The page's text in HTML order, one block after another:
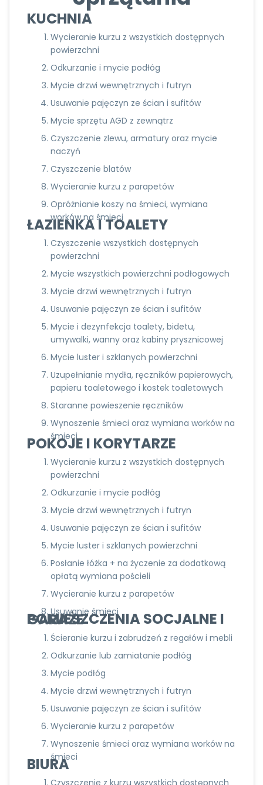
KUCHNIA
Wycieranie kurzu z wszystkich dostępnych
powierzchni
Odkurzanie i mycie podłóg
Mycie drzwi wewnętrznych i futryn
Usuwanie pajęczyn ze ścian i sufitów
Mycie sprzętu AGD z zewnątrz
Czyszczenie zlewu, armatury oraz mycie
naczyń
Czyszczenie blatów
Wycieranie kurzu z parapetów
Opróżnianie koszy na śmieci, wymiana
worków na śmieci
ŁAZIENKA I TOALETY
Czyszczenie wszystkich dostępnych
powierzchni
Mycie wszystkich powierzchni podłogowych
Mycie drzwi wewnętrznych i futryn
Usuwanie pajęczyn ze ścian i sufitów
Mycie i dezynfekcja toalety, bidetu,
umywalki, wanny oraz kabiny prysznicowej
Mycie luster i szklanych powierzchni
Uzupełnianie mydła, ręczników papierowych,
papieru toaletowego i kostek toaletowych
Staranne powieszenie ręczników
Wynoszenie śmieci oraz wymiana worków na
śmieci
POKOJE I KORYTARZE
Wycieranie kurzu z wszystkich dostępnych
powierzchni
Odkurzanie i mycie podłóg
Mycie drzwi wewnętrznych i futryn
Usuwanie pajęczyn ze ścian i sufitów
Mycie luster i szklanych powierzchni
Posłanie łóżka + na życzenie za dodatkową
opłatą wymiana pościeli
Wycieranie kurzu z parapetów
Usuwanie śmieci
POMIESZCZENIA SOCJALNE I GARAŻE
Ścieranie kurzu i zabrudzeń z regałów i mebli
Odkurzanie lub zamiatanie podłóg
Mycie podłóg
Mycie drzwi wewnętrznych i futryn
Usuwanie pajęczyn ze ścian i sufitów
Wycieranie kurzu z parapetów
Wynoszenie śmieci oraz wymiana worków na
śmieci
BIURA